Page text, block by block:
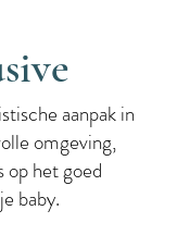
aanpak in
omgeving,
op het goed
baby.